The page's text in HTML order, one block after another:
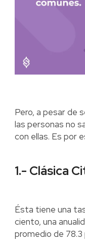
Pero, a pesar de
las personas no
con ellas. Es por
1.- Clásica
Ésta tiene una
ciento, una
promedio de